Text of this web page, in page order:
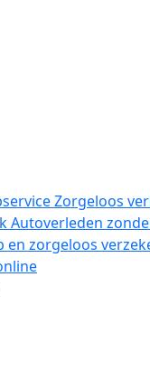
Zorgeloos
Autoverleden
en zorgeloos